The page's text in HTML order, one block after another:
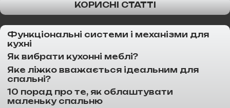
КОРИСНІ СТАТТІ
Функціональні системи і механізми для
кухні
Як вибрати кухонні меблі?
Яке ліжко вважається ідеальним для
спальні?
10 порад про те, як облаштувати
маленьку спальню